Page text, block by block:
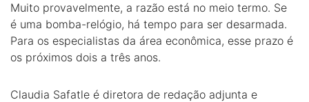
Muito provavelmente, a razão está no meio termo. Se
é uma bomba-relógio, há tempo para ser desarmada.
Para os especialistas da área econômica, esse prazo é
os próximos dois a três anos.
Claudia Safatle é diretora de redação adjunta e